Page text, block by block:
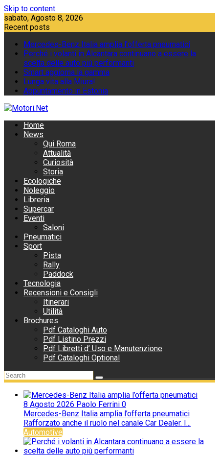
Skip to content
sabato, Agosto 8, 2026
Recent posts
Mercedes-Benz Italia amplia l'offerta pneumatici
Perché i volanti in Alcantara continuano a essere la
scelta delle auto più performanti
Smart aggiorna la gamma
Lunga vita alla Miura!
Appuntamento in Estonia
Home
News
Qui Roma
Attualità
Curiosità
Storia
Ecologiche
Noleggio
Libreria
Supercar
Eventi
Saloni
Pneumatici
Sport
Pista
Rally
Paddock
Tecnologia
Recensioni e Consigli
Itinerari
Utilità
Brochures
Pdf Cataloghi Auto
Pdf Listino Prezzi
Pdf Libretti d’ Uso e Manutenzione
Pdf Cataloghi Optional
8 Agosto 2026 Paolo Ferrini 0
Mercedes-Benz Italia amplia l’offerta pneumatici
Rafforzato anche il ruolo nel canale Car Dealer. I...
Automotive